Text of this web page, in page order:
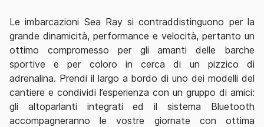
Le imbarcazioni Sea Ray si contraddistinguono per la
grande dinamicità, performance e velocità, pertanto un
ottimo compromesso per gli amanti delle barche
sportive e per coloro in cerca di un pizzico di
adrenalina. Prendi il largo a bordo di uno dei modelli del
cantiere e condividi l’esperienza con un gruppo di amici:
gli altoparlanti integrati ed il sistema Bluetooth
accompagneranno le vostre giornate con ottima